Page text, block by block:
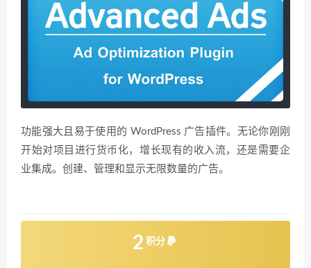
功能强大且易于使用的 WordPress 广告插件。无论你刚刚
开始对项目进行货币化，增长现有的收入流，还是需要企
业集成。创建、管理和显示无限数量的广告。
2 积分